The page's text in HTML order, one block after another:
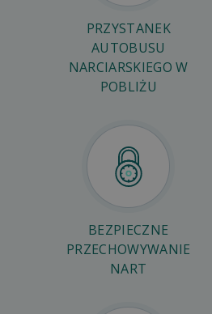
PRZYSTANEK
AUTOBUSU
NARCIARSKIEGO W
POBLIŻU
BEZPIECZNE
PRZECHOWYWANIE
NART